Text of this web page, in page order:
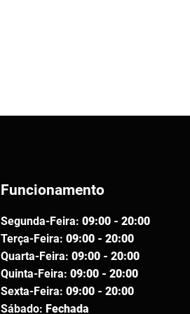
Funcionamento
Segunda-Feira: 09:00 - 20:00
Terça-Feira: 09:00 - 20:00
Quarta-Feira: 09:00 - 20:00
Quinta-Feira: 09:00 - 20:00
Sexta-Feira: 09:00 - 20:00
Sábado: Fechada